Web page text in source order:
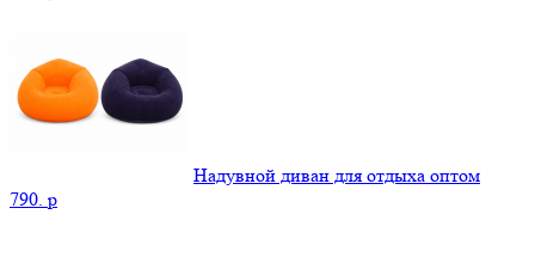
Надувной диван для отдыха оптом
790. p